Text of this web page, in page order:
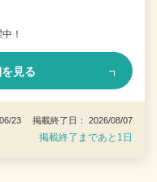
！
見る
23 掲載終了日： 2026/08/07
掲載終了まであと1日